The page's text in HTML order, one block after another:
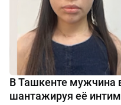
В Ташкенте мужчина
шантажируя её